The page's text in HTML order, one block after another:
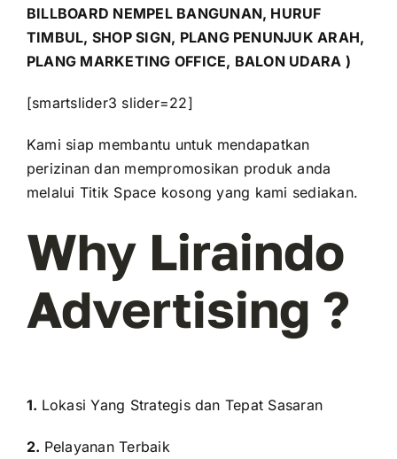
BILLBOARD NEMPEL BANGUNAN, HURUF
TIMBUL, SHOP SIGN, PLANG PENUNJUK ARAH,
PLANG MARKETING OFFICE, BALON UDARA )
[smartslider3 slider=22]
Kami siap membantu untuk mendapatkan
perizinan dan mempromosikan produk anda
melalui Titik Space kosong yang kami sediakan.
Why Liraindo
Advertising ?
1. Lokasi Yang Strategis dan Tepat Sasaran
2. Pelayanan Terbaik